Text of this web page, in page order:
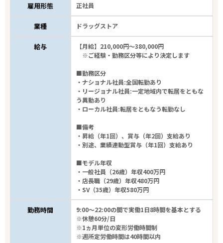
雇用形態 正社員
業種 ドラッグストア
給与
【月給】210,000円～380,000円
※ご経験・勤務区分等により決定します
■勤務区分
・ナショナル社員:全国転勤あり
・リージョナル社員:一定地域内で転居をともな
う異動あり
・ローカル社員:転居をともなう転勤なし
■備考
・昇給（年1回）、賞与（年2回）支給あり
・別途、業績連動型賞与（年1回）支給あり
■モデル年収
・一般社員（26歳）年収400万円
・店長職（29歳）年収480万円
・SV（35歳）年収580万円
勤務時間
9:00～22:00の間で実働1日8時間を基本とする
※休憩60分/日
※1ヵ月単位の変形労働時間制
※週所定労働時間は40時間以内